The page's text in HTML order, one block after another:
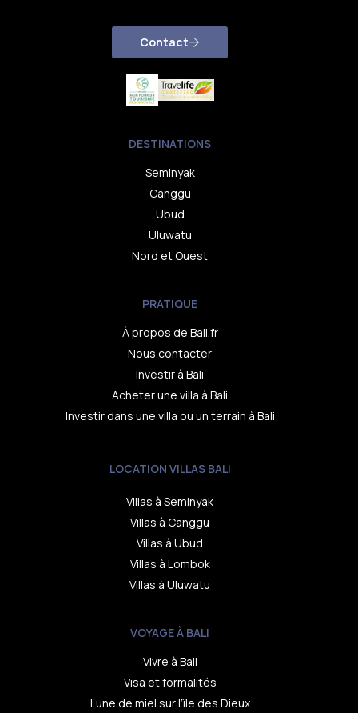
Contact
DESTINATIONS
Seminyak
Canggu
Ubud
Uluwatu
Nord et Ouest
PRATIQUE
À propos de Bali.fr
Nous contacter
Investir à Bali
Acheter une villa à Bali
Investir dans une villa ou un terrain à Bali
LOCATION VILLAS BALI
Villas à Seminyak
Villas à Canggu
Villas à Ubud
Villas à Lombok
Villas à Uluwatu
VOYAGE À BALI
Vivre à Bali
Visa et formalités
Lune de miel sur l’île des Dieux